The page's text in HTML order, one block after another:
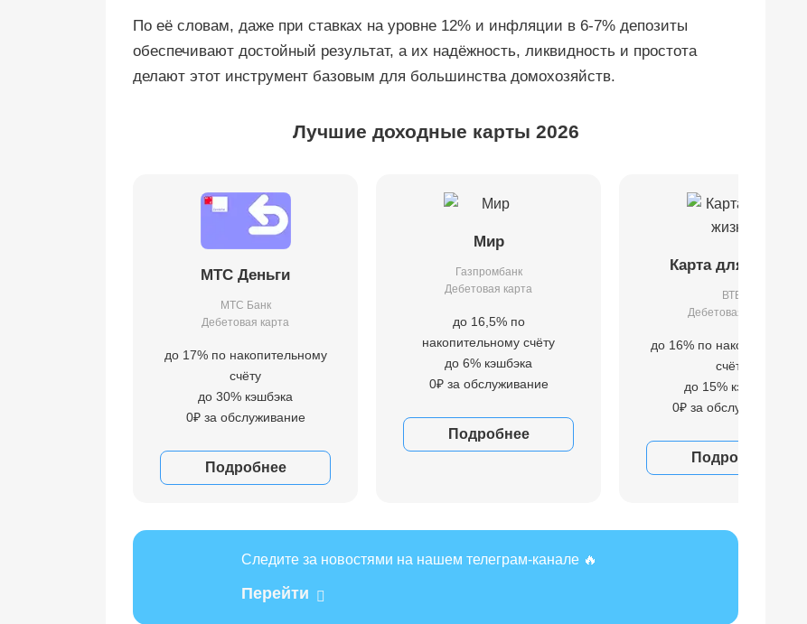
По её словам, даже при ставках на уровне 12% и инфляции в 6-7% депозиты
обеспечивают достойный результат, а их надёжность, ликвидность и простота
делают этот инструмент базовым для большинства домохозяйств.
Лучшие доходные карты 2026
МТС Деньги
МТС Банк
Дебетовая карта
до 17% по накопительному
счёту
до 30% кэшбэка
0₽ за обслуживание
Подробнее
Мир
Газпромбанк
Дебетовая карта
до 16,5% по
накопительному счёту
до 6% кэшбэка
0₽ за обслуживание
Подробнее
Карта для жизни
ВТБ
Дебетовая карта
до 16% по накопительному
счёту
до 15% кэшбэка
0₽ за обслуживание
Подробнее
Следите за новостями на нашем телеграм-канале 🔥
Перейти